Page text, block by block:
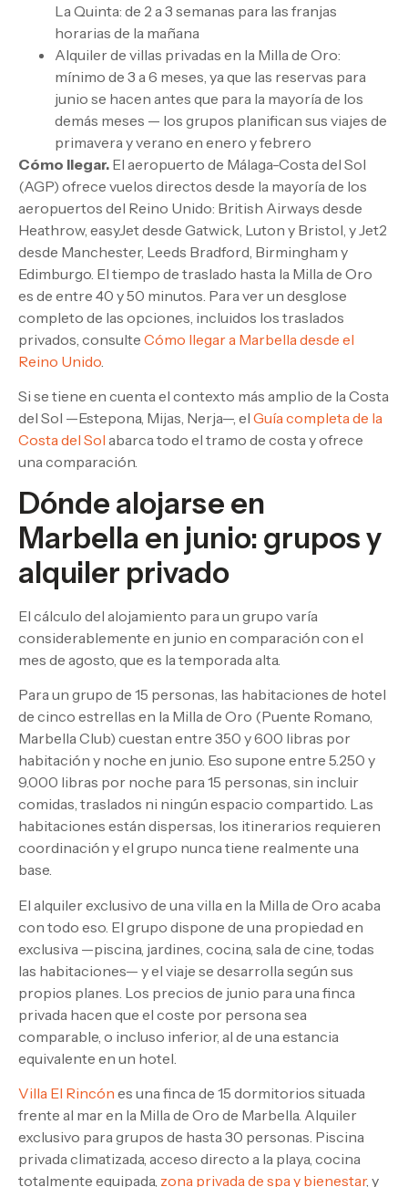
La Quinta: de 2 a 3 semanas para las franjas
horarias de la mañana
Alquiler de villas privadas en la Milla de Oro:
mínimo de 3 a 6 meses, ya que las reservas para
junio se hacen antes que para la mayoría de los
demás meses — los grupos planifican sus viajes de
primavera y verano en enero y febrero
Cómo llegar. El aeropuerto de Málaga-Costa del Sol
(AGP) ofrece vuelos directos desde la mayoría de los
aeropuertos del Reino Unido: British Airways desde
Heathrow, easyJet desde Gatwick, Luton y Bristol, y Jet2
desde Manchester, Leeds Bradford, Birmingham y
Edimburgo. El tiempo de traslado hasta la Milla de Oro
es de entre 40 y 50 minutos. Para ver un desglose
completo de las opciones, incluidos los traslados
privados, consulte Cómo llegar a Marbella desde el
Reino Unido.
Si se tiene en cuenta el contexto más amplio de la Costa
del Sol —Estepona, Mijas, Nerja—, el Guía completa de la
Costa del Sol abarca todo el tramo de costa y ofrece
una comparación.
Dónde alojarse en
Marbella en junio: grupos y
alquiler privado
El cálculo del alojamiento para un grupo varía
considerablemente en junio en comparación con el
mes de agosto, que es la temporada alta.
Para un grupo de 15 personas, las habitaciones de hotel
de cinco estrellas en la Milla de Oro (Puente Romano,
Marbella Club) cuestan entre 350 y 600 libras por
habitación y noche en junio. Eso supone entre 5.250 y
9.000 libras por noche para 15 personas, sin incluir
comidas, traslados ni ningún espacio compartido. Las
habitaciones están dispersas, los itinerarios requieren
coordinación y el grupo nunca tiene realmente una
base.
El alquiler exclusivo de una villa en la Milla de Oro acaba
con todo eso. El grupo dispone de una propiedad en
exclusiva —piscina, jardines, cocina, sala de cine, todas
las habitaciones— y el viaje se desarrolla según sus
propios planes. Los precios de junio para una finca
privada hacen que el coste por persona sea
comparable, o incluso inferior, al de una estancia
equivalente en un hotel.
Villa El Rincón es una finca de 15 dormitorios situada
frente al mar en la Milla de Oro de Marbella. Alquiler
exclusivo para grupos de hasta 30 personas. Piscina
privada climatizada, acceso directo a la playa, cocina
totalmente equipada, zona privada de spa y bienestar, y